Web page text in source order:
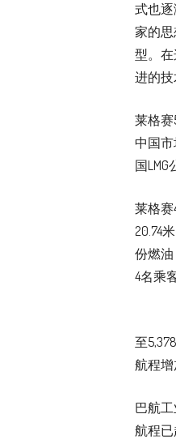
式也
家的
型。
进的
莱格
中国
国LMG
莱格
20.74
份燃
4名乘
至
航程增
巴航工
航程